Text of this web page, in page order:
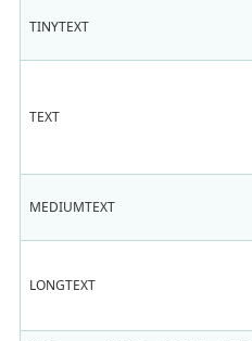
TINYTEXT
TEXT
MEDIUMTEXT
LONGTEXT